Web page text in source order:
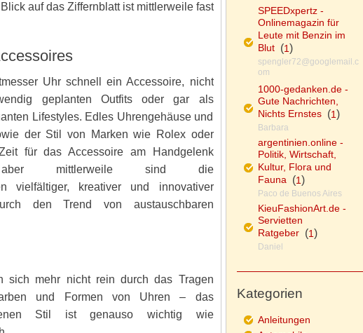
auf das Ziffernblatt ist mittlerweile fast
Uhr schnell ein Accessoire, nicht
geplanten Outfits oder gar als
Lifestyles. Edles Uhrengehäuse und
der Stil von Marken wie Rolex oder
für das Accessoire am Handgelenk
aber mittlerweile sind die
vielfältiger, kreativer und innovativer
den Trend von austauschbaren
sich mehr nicht rein durch das Tragen
und Formen von Uhren – das
Stil ist genauso wichtig wie
SPEEDxpertz -
Onlinemagazin für
Leute mit Benzin im
Blut(1)
spengler72@googlemail.c
om
1000-gedanken.de -
Gute Nachrichten,
Nichts Ernstes(1)
Barbara
argentinien.online -
Politik, Wirtschaft,
Kultur, Flora und
Fauna(1)
Paco de Buenos Aires
KieuFashionArt.de -
Servietten
Ratgeber(1)
Daniel
Kategorien
Anleitungen